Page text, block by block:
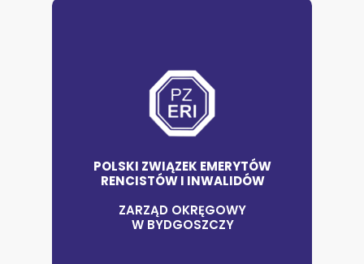
POLSKI ZWIĄZEK EMERYTÓW
RENCISTÓW I INWALIDÓW
ZARZĄD OKRĘGOWY
W BYDGOSZCZY